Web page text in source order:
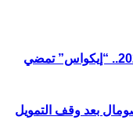
إطلاق العملة الموحدة “إيكو” في 2027.. “إيكواس” تمضي
بعد وقف التمويل